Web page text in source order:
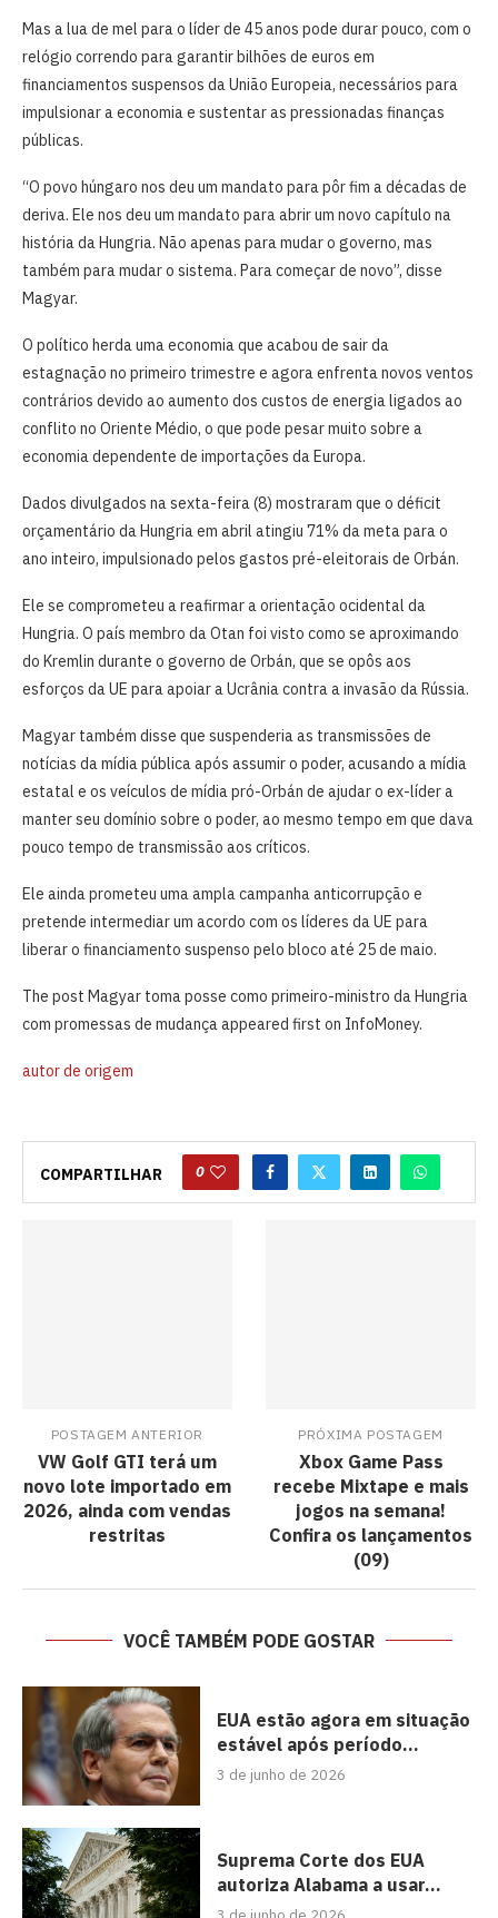
Mas a lua de mel para o líder de 45 anos pode durar pouco, com o
relógio correndo para garantir bilhões de euros ​em
financiamentos suspensos da União Europeia, necessários para
impulsionar a economia e sustentar as pressionadas finanças
públicas.
“O povo húngaro nos deu um ​mandato para pôr fim a décadas de
deriva. Ele nos deu um mandato para abrir um novo capítulo na
história da Hungria. Não apenas para mudar o governo, mas
também para mudar o sistema. Para começar de novo”, disse
Magyar.
O político herda uma economia que acabou de sair ‌da
estagnação no primeiro trimestre e agora ​enfrenta novos ventos
contrários devido ao aumento dos custos de energia ligados ao
conflito no Oriente Médio, o que pode pesar muito sobre a
economia dependente de importações da ⁠Europa.
Dados divulgados na sexta-feira ​(8) mostraram que o ​déficit
orçamentário da Hungria em abril atingiu 71% da meta para o
ano inteiro, impulsionado ⁠pelos gastos pré-eleitorais de Orbán.
Ele se ​comprometeu a reafirmar a orientação ocidental da
Hungria. O país membro da Otan foi visto como se aproximando
do Kremlin durante o governo de Orbán, que se ​opôs aos
esforços da UE para apoiar a Ucrânia contra a invasão da Rússia.
Magyar também disse que suspenderia as ​transmissões de
notícias da ⁠mídia pública após assumir o poder, acusando a mídia
estatal e os veículos de mídia pró-Orbán ⁠de ajudar o ex-líder a
manter seu domínio sobre o poder, ao mesmo tempo em que dava
pouco tempo de transmissão aos críticos.
Ele ainda prometeu uma ampla campanha anticorrupção e
pretende intermediar um acordo com os líderes da UE para
liberar o financiamento suspenso pelo bloco até 25 de ​maio.
The post Magyar toma posse como primeiro-ministro da Hungria
com promessas de mudança appeared first on InfoMoney.
autor de origem
COMPARTILHAR 0
POSTAGEM ANTERIOR
VW Golf GTI terá um
novo lote importado em
2026, ainda com vendas
restritas
PRÓXIMA POSTAGEM
Xbox Game Pass
recebe Mixtape e mais
jogos na semana!
Confira os lançamentos
(09)
VOCÊ TAMBÉM PODE GOSTAR
EUA estão agora em situação
estável após período...
3 de junho de 2026
Suprema Corte dos EUA
autoriza Alabama a usar...